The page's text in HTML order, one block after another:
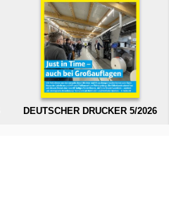
DEUTSCHER DRUCKER 5/2026